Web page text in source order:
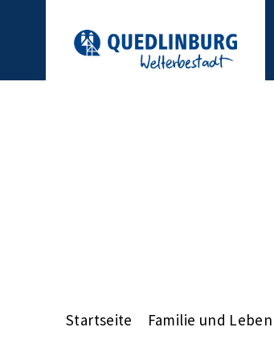
Startseite Familie und Leben